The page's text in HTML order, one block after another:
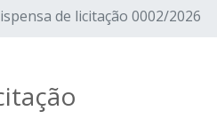
de licitação 0002/2026